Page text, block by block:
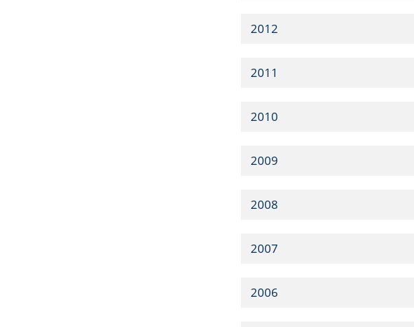
2012
2011
2010
2009
2008
2007
2006